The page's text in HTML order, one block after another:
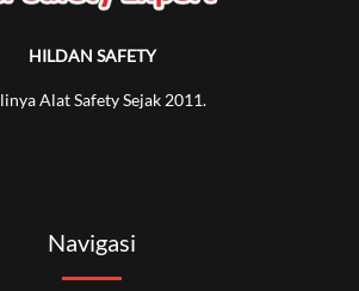
HILDAN SAFETY
Alat Safety Sejak 2011.
Navigasi